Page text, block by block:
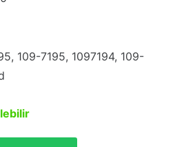
109-7195, 1097194, 109-